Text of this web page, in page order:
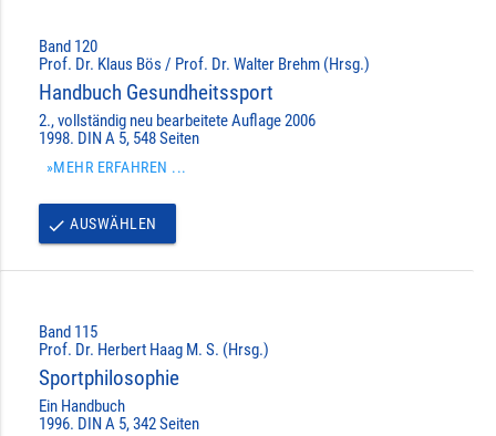
Band 120
Prof. Dr. Klaus Bös / Prof. Dr. Walter Brehm (Hrsg.)
Handbuch Gesundheitssport
2., vollständig neu bearbeitete Auflage 2006
1998. DIN A 5, 548 Seiten
»MEHR ERFAHREN ...
done AUSWÄHLEN
Band 115
Prof. Dr. Herbert Haag M. S. (Hrsg.)
Sportphilosophie
Ein Handbuch
1996. DIN A 5, 342 Seiten